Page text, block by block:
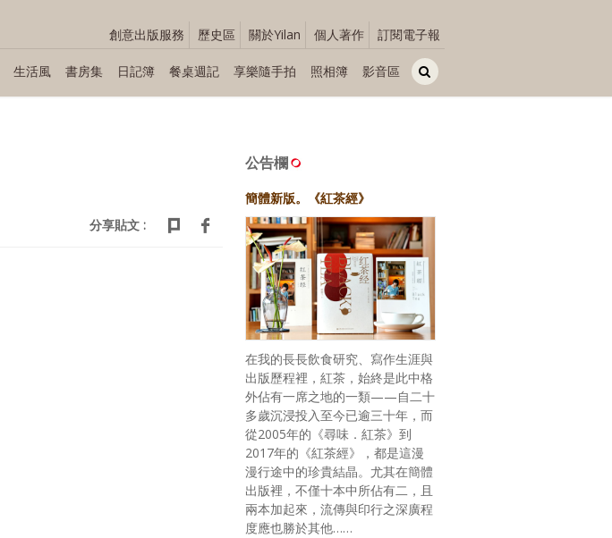
創意出版服務 歷史區 關於Yilan 個人著作 訂閱電子報
生活風 書房集 日記簿 餐桌週記 享樂隨手拍 照相簿 影音區
分享貼文 :
公告欄
簡體新版。《紅茶經》
在我的長長飲食研究、寫作生涯與
出版歷程裡，紅茶，始終是此中格
外佔有一席之地的一類——自二十
多歲沉浸投入至今已逾三十年，而
從2005年的《尋味．紅茶》到
2017年的《紅茶經》，都是這漫
漫行途中的珍貴結晶。尤其在簡體
出版裡，不僅十本中所佔有二，且
兩本加起來，流傳與印行之深廣程
度應也勝於其他……